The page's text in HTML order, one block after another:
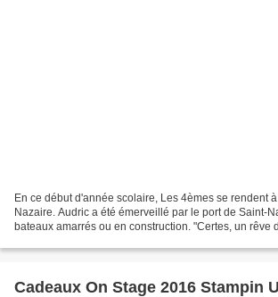
En ce début d'année scolaire, Les 4èmes se rendent
Nazaire. Audric a été émerveillé par le port de Saint-
bateaux amarrés ou en construction. "Certes, un rêve
Cadeaux On Stage 2016 Stampin